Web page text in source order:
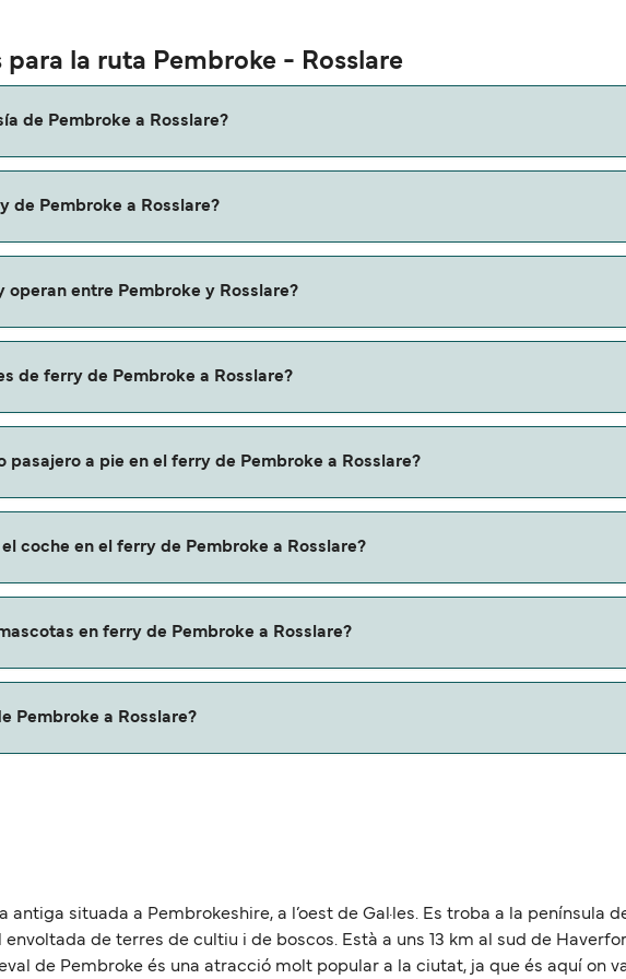
la ruta Pembroke - Rosslare
de Pembroke a Rosslare?
te recomendamos que verifiques online la información más actualizada.
de Pembroke a Rosslare?
reserva.
operan entre Pembroke y Rosslare?
de ferry de Pembroke a Rosslare?
promociones y descuentos de las compañías navieras.
pasajero a pie en el ferry de Pembroke a Rosslare?
coche en el ferry de Pembroke a Rosslare?
en ferry de Pembroke a Rosslare?
Pembroke a Rosslare?
situada a Pembrokeshire, a l’oest de Gal·les. Es troba a la península
envoltada de terres de cultiu i de boscos. Està a uns 13 km al sud de
de Pembroke és una atracció molt popular a la ciutat, ja que és aquí on